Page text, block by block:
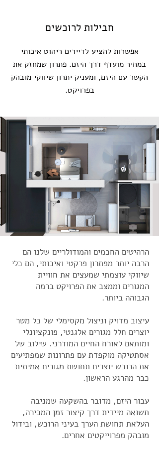
חבילות לרוכשים
אפשרות להציע לדיירים ריהוט איכותי
במחיר מועדף דרך היזם. פתרון שמחזק את
הקשר עם היזם, ומעניק יתרון שיווקי מובהק
בפרויקט.
הרהיטים החכמים והמודולריים שלנו הם
הרבה יותר מפתרון פרקטי ואיכותי, הם כלי
שיווקי עוצמתי שמעצים את חוויית
המגורים וממצב את הפרויקט ברמה
הגבוהה ביותר.
עיצוב מדויק וניצול מקסימלי של כל מטר
יוצרים חלל מגורים אלגנטי, פונקציונלי
ומותאם לאורח החיים המודרני. שילוב של
אסתטיקה מוקפדת עם פתרונות שמפתיעים
את הרוכש יוצרים תחושת מגורים אמיתית
כבר מהרגע הראשון.
עבור היזם, מדובר בהשקעה שמניבה
תשואה מיידית דרך קיצור זמן המכירה,
העלאת תחושת הערך בעיני הרוכש, ובידול
מובהק מפרוייקטים אחרים.